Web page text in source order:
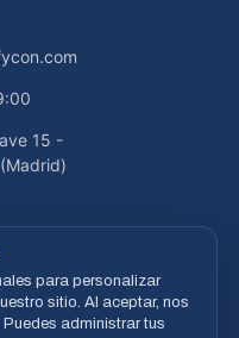
15 -
reservados
para personalizar
sitio. Al aceptar, nos
administrar tus